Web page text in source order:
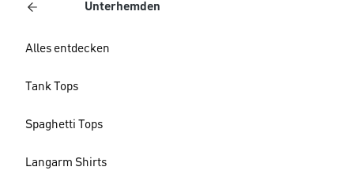
Unterhemden
Alles entdecken
Tank Tops
Spaghetti Tops
Langarm Shirts